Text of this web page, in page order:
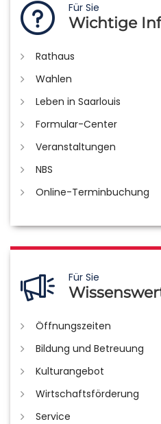
Für Sie
Wichtige
Rathaus
Wahlen
Leben in Saarlouis
Formular-Center
Veranstaltungen
NBS
Online-Terminbuchung
Für Sie
Öffnungszeiten
Bildung und Betreuung
Kulturangebot
Wirtschaftsförderung
Service